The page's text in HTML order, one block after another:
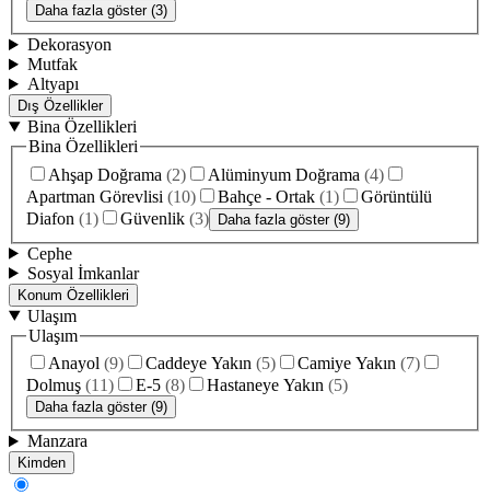
Daha fazla göster (3)
Dekorasyon
Mutfak
Altyapı
Dış Özellikler
Bina Özellikleri
Bina Özellikleri
Ahşap Doğrama (2) Alüminyum Doğrama (4)
Apartman Görevlisi (10) Bahçe - Ortak (1)
Görüntülü
Diafon (1) Güvenlik (3) Daha fazla göster (9)
Cephe
Sosyal İmkanlar
Konum Özellikleri
Ulaşım
Ulaşım
Anayol (9) Caddeye Yakın (5) Camiye Yakın (7)
Dolmuş (11) E-5 (8) Hastaneye Yakın (5)
Daha fazla göster (9)
Manzara
Kimden